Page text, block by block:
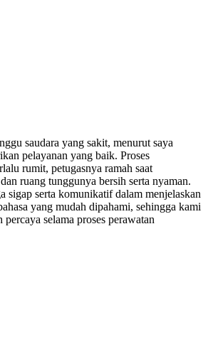
saudara yang sakit, menurut saya
pelayanan yang baik. Proses
rumit, petugasnya ramah saat
ruang tunggunya bersih serta nyaman.
sigap serta komunikatif dalam menjelaskan
yang mudah dipahami, sehingga kami
percaya selama proses perawatan